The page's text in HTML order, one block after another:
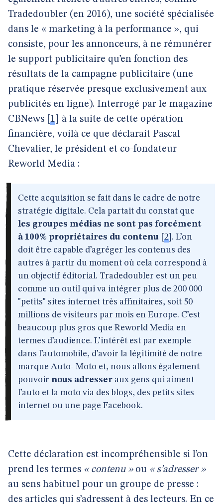
Tradedoubler (en 2016), une société spécialisée
dans le « marketing à la performance », qui
consiste, pour les annonceurs, à ne rémunérer
le support publicitaire qu’en fonction des
résultats de la campagne publicitaire (une
pratique réservée presque exclusivement aux
publicités en ligne). Interrogé par le magazine
CBNews 1
à la suite de cette opération
financière, voilà ce que déclarait Pascal
Chevalier, le président et co-fondateur
Reworld Media :
Cette acquisition se fait dans le cadre de notre
stratégie digitale. Cela partait du constat que
les groupes médias ne sont pas forcément
à 100% propriétaires du contenu
2 . L’on
doit être capable d’agréger les contenus des
autres à partir du moment où cela correspond à
un objectif éditorial. Tradedoubler est un peu
comme un outil qui va intégrer plus de 200 000
"petits" sites internet très affinitaires, soit 50
millions de visiteurs par mois en Europe. C’est
beaucoup plus gros que Reworld Media en
termes d’audience. L’intérêt est par exemple
dans l’automobile, d’avoir la légitimité de notre
marque Auto- Moto et, nous allons également
pouvoir nous adresser aux gens qui aiment
l’auto et la moto via des blogs, des petits sites
internet ou une page Facebook.
Cette déclaration est incompréhensible si l’on
prend les termes « contenu »ou « s’adresser »
au sens habituel pour un groupe de presse :
des articles qui s’adressent à des lecteurs. En ce